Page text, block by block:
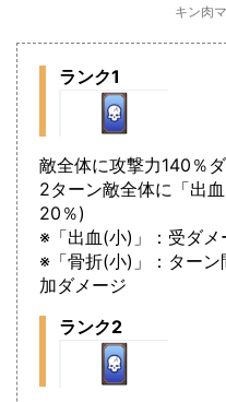
キン肉
ランク1
敵全体に攻撃力140％
2ターン敵全体に「出
20％)
※「出血(小)」：受ダメ
※「骨折(小)」：ターン
加ダメージ
ランク2